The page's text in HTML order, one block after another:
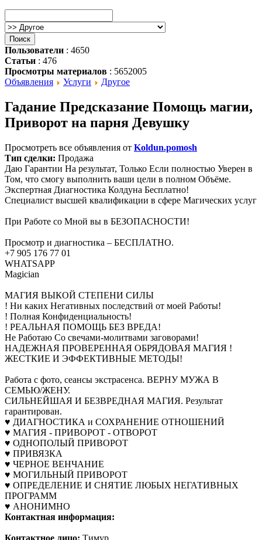
Пользователи : 4650
Статьи : 476
Просмотры материалов : 5652005
Объявления
Услуги Другое
Гадание Предсказание Помощь магии,
Приворот на парня Девушку
Просмотреть все объявления от Koldun.pomosh
Тип сделки: Продажа
Даю Гарантии На результат, Только Если полностью Уверен в
Том, что смогу выполнить ваши цели в полном Объёме.
Экспертная Диагностика Колдуна Бесплатно!
Специалист высшей квалификации в сфере Магических услуг
При Работе со Мной вы в БЕЗОПАСНОСТИ!
Просмотр и диагностика – БЕСПЛАТНО.
+7 905 176 77 01
WHATSAPP
Magician
МАГИЯ ВЫКОЙ СТЕПЕНИ СИЛЫ
! Ни каких Негативных последствий от моей Работы!
! Полная Конфиденциальность!
! РЕАЛЬНАЯ ПОМОЩЬ БЕЗ ВРЕДА!
Не Работаю Со свечами-молитвами заговорами!
НАДЕЖНАЯ ПРОВЕРЕННАЯ ОБРЯДОВАЯ МАГИЯ !
ЖЕСТКИЕ И ЭФФЕКТИВНЫЕ МЕТОДЫ!
Работа с фото, сеансы экстрасенса. ВЕРНУ МУЖА В
СЕМЬЮ/ЖЕНУ.
СИЛЬНЕЙШАЯ И БЕЗВРЕДНАЯ МАГИЯ. Результат
гарантирован.
♥ ДИАГНОСТИКА и СОХРАНЕНИЕ ОТНОШЕНИЙ
♥ МАГИЯ - ПРИВОРОТ - ОТВОРОТ
♥ ОДНОПОЛЫЙ ПРИВОРОТ
♥ ПРИВЯЗКА
♥ ЧЕРНОЕ ВЕНЧАНИЕ
♥ МОГИЛЬНЫЙ ПРИВОРОТ
♥ ОПРЕДЕЛЕНИЕ И СНЯТИЕ ЛЮБЫХ НЕГАТИВНЫХ
ПРОГРАММ
♥ АНОНИМНО
Контактная информация:
Контактное лицо: Тимур